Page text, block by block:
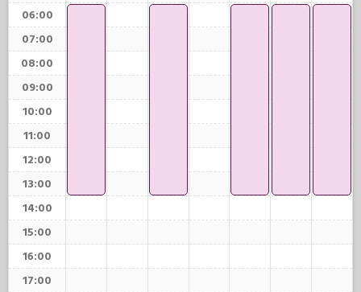
06:00
07:00
08:00
09:00
10:00
11:00
12:00
13:00
14:00
15:00
16:00
17:00